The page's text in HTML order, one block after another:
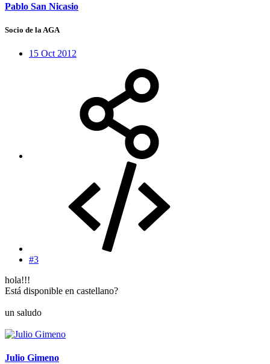
Pablo San Nicasio
Socio de la AGA
15 Oct 2012
#3
hola!!!
Está disponible en castellano?
un saludo
Julio Gimeno